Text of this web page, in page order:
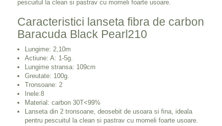
pescuitul la clean si pastrav cu momeli foarte usoare.
Caracteristici lanseta fibra de carbon
Baracuda Black Pearl210
Lungime: 2,10m
Actiune: A: 1-5g.
Lungime stransa: 109cm
Greutate: 100g.
Tronsoane: 2
Inele:8
Material: carbon 30T<99%
Lanseta din 2 tronsoane, deosebit de usoara si fina, ideala
pentru pescuitul la clean si pastrav cu momeli foarte usoare.